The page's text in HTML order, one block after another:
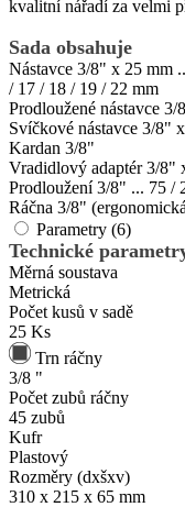
kvalitní nářadí za velmi
Sada obsahuje
Nástavce 3/8" x 25 mm
/ 17 / 18 / 19 / 22 mm
Prodloužené nástavce
Svíčkové nástavce 3/8"
Kardan 3/8"
Vradidlový adaptér 3/8"
Prodloužení 3/8" ... 75 /
Ráčna 3/8"
Parametry (6)
Technické
Měrná soustava
Metrická
Počet kusů v sadě
25 Ks
Trn ráčny
3/8 "
Počet zubů ráčny
45 zubů
Kufr
Plastový
Rozměry (dxšxv)
310 x 215 x 65 mm